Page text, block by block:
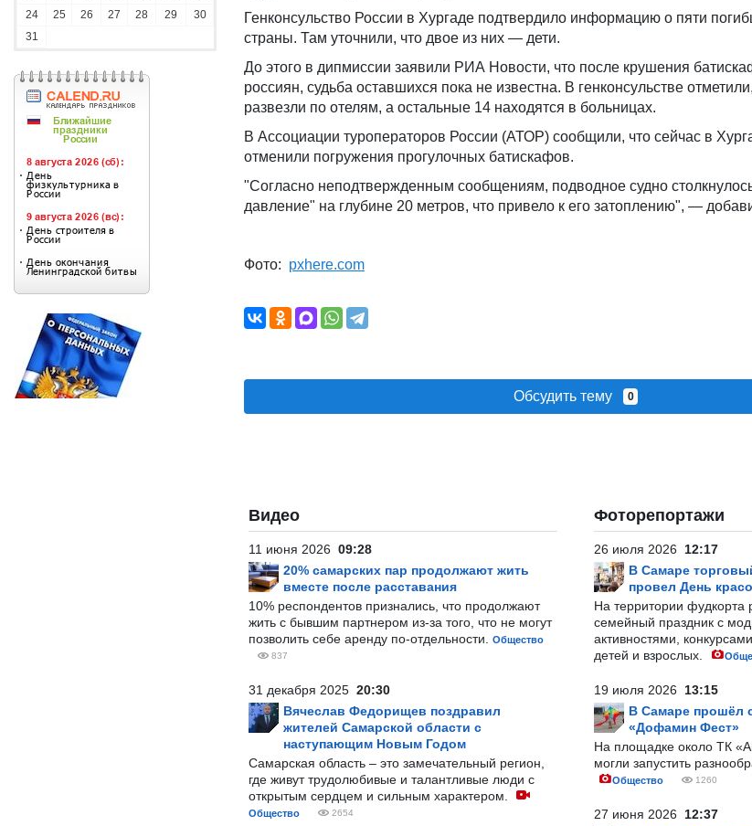
24
25 26 27 28 29
30
31
Генконсульство России в Хургаде подтвердило информацию о пяти
страны. Там уточнили, что двое из них — дети.
До этого в дипмиссии заявили РИА Новости, что после крушения
россиян, судьба оставшихся пока не известна. В генконсульстве
развезли по отелям, а остальные 14 находятся в больницах.
В Ассоциации туроператоров России (АТОР) сообщили, что сейчас в
отменили погружения прогулочных батискафов.
"Согласно неподтвержденным сообщениям, подводное судно
давление" на глубине 20 метров, что привело к его затоплению", —
Фото: pxhere.com
Обсудить тему 0
Видео
11 июня 2026 09:28
20% самарских пар продолжают жить
вместе после расставания
10% респондентов признались, что продолжают
жить с бывшим партнером из-за того, что не могут
позволить себе аренду по-отдельности.
Общество
837
31 декабря 2025 20:30
Вячеслав Федорищев поздравил
жителей Самарской области с
наступающим Новым Годом
Самарская область – это замечательный регион,
где живут трудолюбивые и талантливые люди с
открытым сердцем и сильным характером.
Общество 2654
Фоторепортажи
26 июля 2026 12:17
В Самаре
провел День
На территории фудкорта
семейный праздник с
активностями,
детей и взрослых.
19 июля 2026 13:15
В Самаре прошёл
«Дофамин Фест»
На площадке около ТК
могли запустить
Общество 1260
27 июня 2026 12:37